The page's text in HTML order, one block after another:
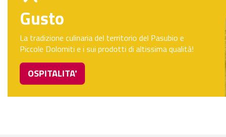
Gusto
La tradizione culinaria del territorio del Pasubio e
Piccole Dolomiti e i sui prodotti di altissima qualità!
OSPITALITA'